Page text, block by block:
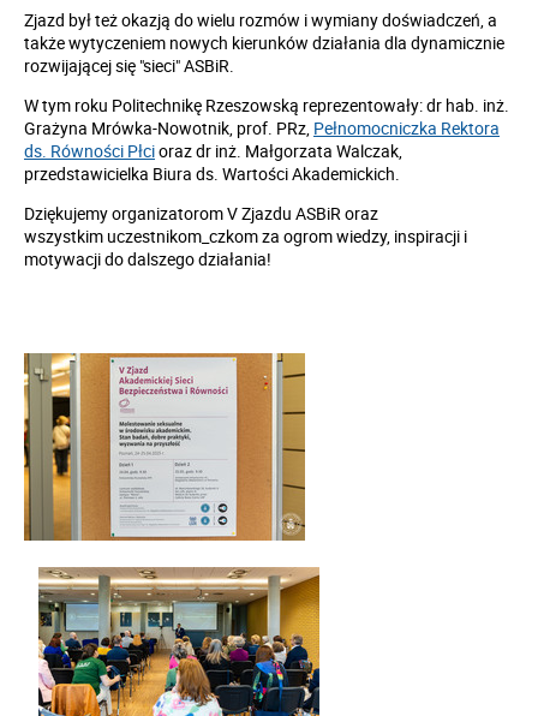
Zjazd był też okazją do wielu rozmów i wymiany doświadczeń, a
także wytyczeniem nowych kierunków działania dla dynamicznie
rozwijającej się "sieci" ASBiR.
W tym roku Politechnikę Rzeszowską reprezentowały: dr hab. inż.
Grażyna Mrówka-Nowotnik, prof. PRz, Pełnomocniczka Rektora
ds. Równości Płcioraz dr inż. Małgorzata Walczak,
przedstawicielka Biura ds. Wartości Akademickich.
Dziękujemy organizatorom V Zjazdu ASBiR oraz
wszystkim uczestnikom_czkom za ogrom wiedzy, inspiracji i
motywacji do dalszego działania!